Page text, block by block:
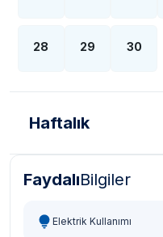
28 29 30
Haftalık
Türk Lirası - TL
FaydalıBilgiler
Elektrik Kullanımı